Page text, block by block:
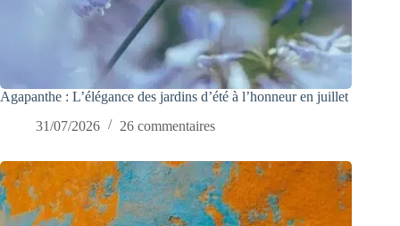
Agapanthe : L’élégance des jardins d’été à l’honneur en juillet
31/07/2026
26 commentaires